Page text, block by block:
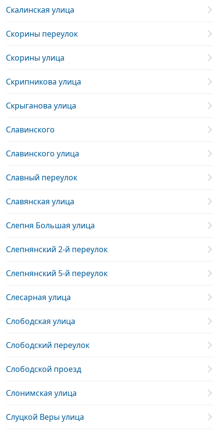
Скалинская улица
Скорины переулок
Скорины улица
Скрипникова улица
Скрыганова улица
Славинского
Славинского улица
Славный переулок
Славянская улица
Слепня Большая улица
Слепнянский 2-й переулок
Слепнянский 5-й переулок
Слесарная улица
Слободская улица
Слободский переулок
Слободской проезд
Слонимская улица
Слуцкой Веры улица